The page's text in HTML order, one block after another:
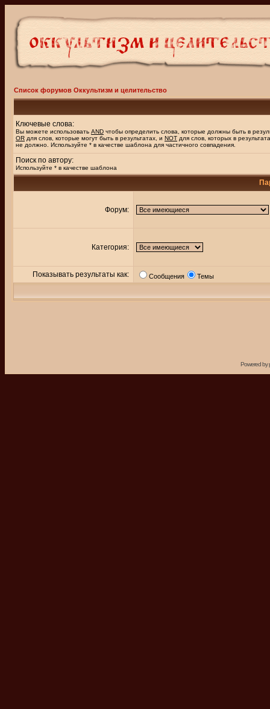
Список форумов Оккультизм и целительство
Ключевые слова:
Вы можете использовать AND чтобы определить слова, которые должны быть в
OR для слов, которые могут быть в результатах, и NOT для слов, которых в
не должно. Используйте * в качестве шаблона для частичного совпадения.
Поиск по автору:
Используйте * в качестве шаблона
Форум:
Категория:
Показывать результаты как: Сообщения Темы
Powered by